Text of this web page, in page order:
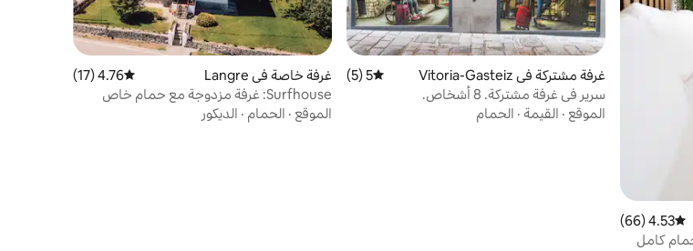
متوسط التقييم 4.53 من 5، 66 مراجعات
4.53 (66)
غرفة مشتركة في Vitoria-Gasteiz متوسط التقييم 5 من 5، 5 مراجعات
5 (5)
سرير في غرفة مشتركة. 8 أشخاص.
الموقع · القيمة · الحمام
غرفة خاصة في Langre متوسط التقييم 4.76 من 5، 17 مراجعات
4.76 (17)
Surfhouse: غرفة مزدوجة مع حمام خاص
الموقع · الحمام · الديكور